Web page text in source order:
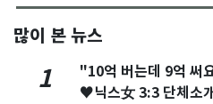
많이 본 뉴스
1
"10억 버는데 9억 써
♥닉스女 3:3 단체소